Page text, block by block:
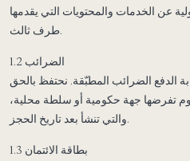
عن الخدمات والمحتويات التي يقدمها
طرف ثالث.
1.2 الضرائب
الدفع الضرائب المطبّقة. نحتفظ بالحق
جهة حكومية أو سلطة محلية،
والتي تنشأ بعد تاريخ الحجز.
1.3 بطاقة الائتمان